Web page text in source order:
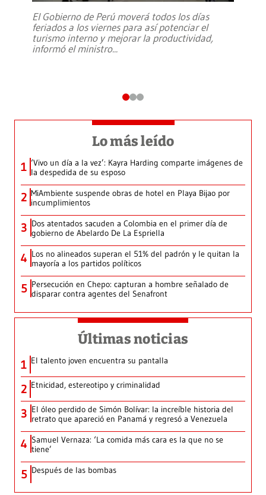
El Gobierno de Perú moverá todos los días
feriados a los viernes para así potenciar el
turismo interno y mejorar la productividad,
informó el ministro...
Lo más leído
1 ‘Vivo un día a la vez’: Kayra Harding comparte imágenes de
la despedida de su esposo
2 MiAmbiente suspende obras de hotel en Playa Bijao por
incumplimientos
3 Dos atentados sacuden a Colombia en el primer día de
gobierno de Abelardo De La Espriella
4 Los no alineados superan el 51% del padrón y le quitan la
mayoría a los partidos políticos
5 Persecución en Chepo: capturan a hombre señalado de
disparar contra agentes del Senafront
Últimas noticias
1 El talento joven encuentra su pantalla​
2 Etnicidad, estereotipo y criminalidad
3 El óleo perdido de Simón Bolívar: la increíble historia del
retrato que apareció en Panamá y regresó a Venezuela
4 Samuel Vernaza: ‘La comida más cara es la que no se
tiene’
5 Después de las bombas